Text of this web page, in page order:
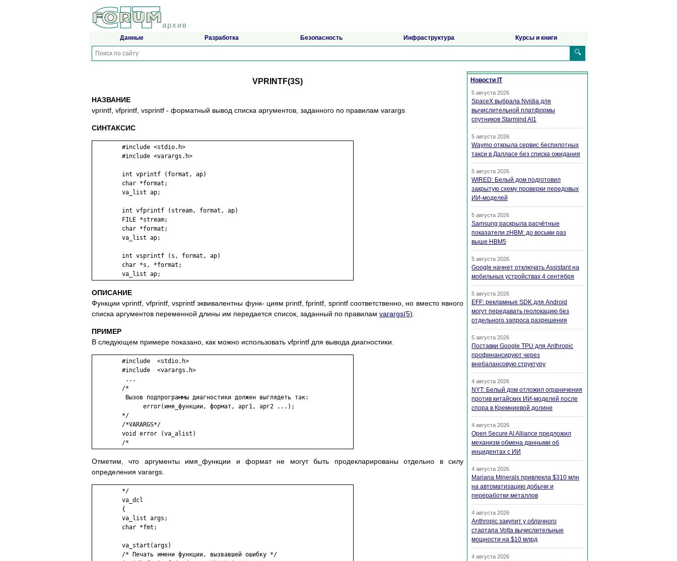
архив
Данные Разработка Безопасность Инфраструктура Курсы и книги
🔍
VPRINTF(3S)
НАЗВАНИЕ
vprintf, vfprintf, vsprintf - форматный вывод списка аргументов, заданного по правилам varargs
СИНТАКСИС
ОПИСАНИЕ
Функции vprintf, vfprintf, vsprintf эквивалентны функ- циям printf, fprintf, sprintf соответственно, но вместо явного
списка аргументов переменной длины им передается список, заданный по правилам varargs(5)
ПРИМЕР
В следующем примере показано, как можно использовать vfprintf для вывода диагностики.
Отметим, что аргументы имя_функции и формат не могут быть продекларированы отдельно в силу
определения varargs.
Новости IT
5 августа 2026
SpaceX выбрала Nvidia для
вычислительной платформы
спутников Starmind AI1
5 августа 2026
Waymo открыла сервис беспилотных
такси в Далласе без списка ожидания
5 августа 2026
WIRED: Белый дом подготовил
закрытую схему проверки передовых
ИИ-моделей
5 августа 2026
Samsung раскрыла расчётные
показатели zHBM: до восьми раз
выше HBM5
5 августа 2026
Google начнет отключать Assistant на
мобильных устройствах 4 сентября
5 августа 2026
EFF: рекламные SDK для Android
могут передавать геолокацию без
отдельного запроса разрешения
5 августа 2026
Поставки Google TPU для Anthropic
профинансируют через
внебалансовую структуру
4 августа 2026
NYT: Белый дом отложил ограничения
против китайских ИИ-моделей после
спора в Кремниевой долине
4 августа 2026
Open Secure AI Alliance предложил
механизм обмена данными об
инцидентах с ИИ
4 августа 2026
Mariana Minerals привлекла $310 млн
на автоматизацию добычи и
переработки металлов
4 августа 2026
Anthropic закупит у облачного
стартапа Volta вычислительные
мощности на $10 млрд
4 августа 2026